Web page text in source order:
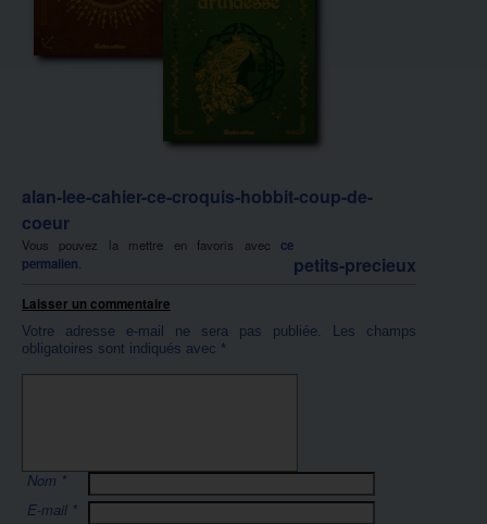
alan-lee-cahier-ce-croquis-hobbit-coup-de-
coeur
petits-precieux
Vous pouvez la mettre en favoris avec ce
permalien
Laisser un commentaire
Votre adresse e-mail ne sera pas publiée.
Les champs
obligatoires sont indiqués avec *
Nom *
E-mail *